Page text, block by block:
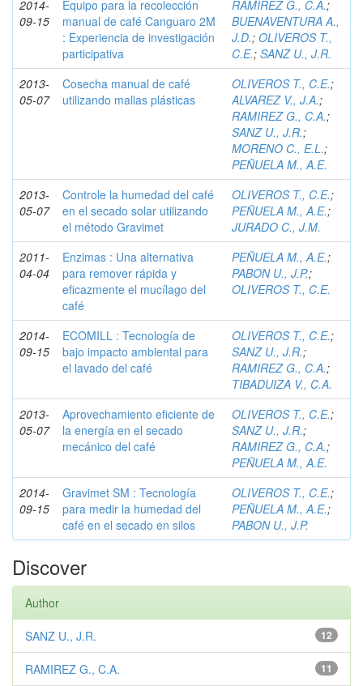
2014-
09-15
Equipo para la recolección
manual de café Canguaro 2M
: Experiencia de investigación
participativa
RAMIREZ G., C.A.;
BUENAVENTURA A.,
J.D.; OLIVEROS T.,
C.E.; SANZ U., J.R.
2013-
05-07
Cosecha manual de café
utilizando mallas plásticas
OLIVEROS T., C.E.;
ALVAREZ V., J.A.;
RAMIREZ G., C.A.;
SANZ U., J.R.;
MORENO C., E.L.;
PEÑUELA M., A.E.
2013-
05-07
Controle la humedad del café
en el secado solar utilizando
el método Gravimet
OLIVEROS T., C.E.;
PEÑUELA M., A.E.;
JURADO C., J.M.
2011-
04-04
Enzimas : Una alternativa
para remover rápida y
eficazmente el mucílago del
café
PEÑUELA M., A.E.;
PABON U., J.P.;
OLIVEROS T., C.E.
2014-
09-15
ECOMILL : Tecnología de
bajo impacto ambiental para
el lavado del café
OLIVEROS T., C.E.;
SANZ U., J.R.;
RAMIREZ G., C.A.;
TIBADUIZA V., C.A.
2013-
05-07
Aprovechamiento eficiente de
la energía en el secado
mecánico del café
OLIVEROS T., C.E.;
SANZ U., J.R.;
RAMIREZ G., C.A.;
PEÑUELA M., A.E.
2014-
09-15
Gravimet SM : Tecnología
para medir la humedad del
café en el secado en silos
OLIVEROS T., C.E.;
PEÑUELA M., A.E.;
PABON U., J.P.
Discover
Author
12
SANZ U., J.R.
11
RAMIREZ G., C.A.